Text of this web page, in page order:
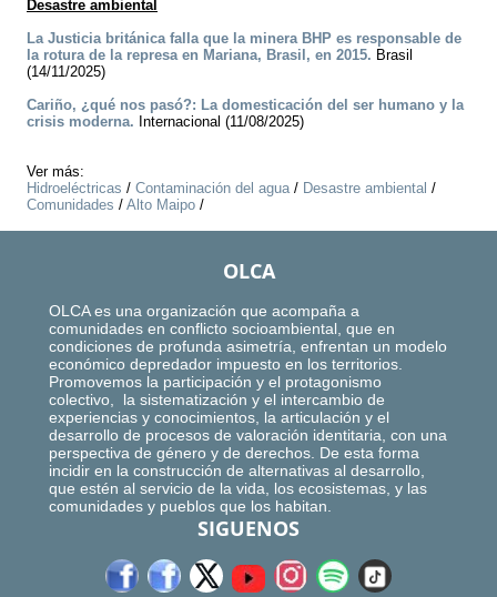
Desastre ambiental
La Justicia británica falla que la minera BHP es responsable de
la rotura de la represa en Mariana, Brasil, en 2015. Brasil
(14/11/2025)
Cariño, ¿qué nos pasó?: La domesticación del ser humano y la
crisis moderna. Internacional (11/08/2025)
Ver más:
Hidroeléctricas / Contaminación del agua/ Desastre ambiental /
Comunidades / Alto Maipo /
OLCA
OLCA es una organización que acompaña a
comunidades en conflicto socioambiental, que en
condiciones de profunda asimetría, enfrentan un modelo
económico depredador impuesto en los territorios.
Promovemos la participación y el protagonismo
colectivo, la sistematización y el intercambio de
experiencias y conocimientos, la articulación y el
desarrollo de procesos de valoración identitaria, con una
perspectiva de género y de derechos. De esta forma
incidir en la construcción de alternativas al desarrollo,
que estén al servicio de la vida, los ecosistemas, y las
comunidades y pueblos que los habitan.
SIGUENOS